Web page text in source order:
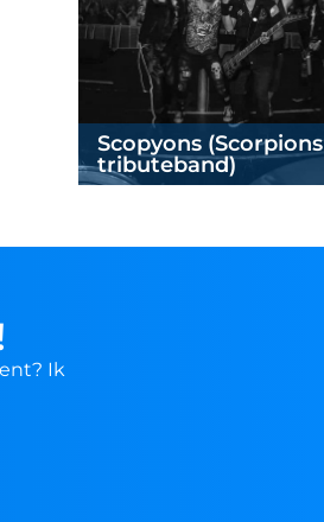
Scopyons (Scorpions
tributeband)
Ik